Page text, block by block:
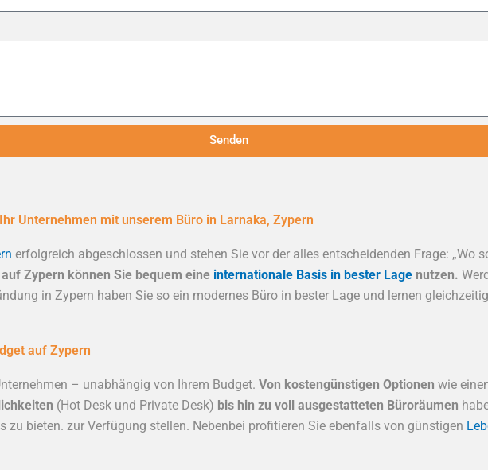
Senden
Unternehmen mit unserem Büro in Larnaka, Zypern
erfolgreich abgeschlossen und stehen Sie vor der alles entscheidenden Frage: „Wo
Zypern können Sie bequem eine internationale Basis in bester Lage nutzen.
in Zypern haben Sie so ein modernes Büro in bester Lage und lernen
auf Zypern
– unabhängig von Ihrem Budget. Von kostengünstigen Optionen wie
(Hot Desk und Private Desk) bis hin zu voll ausgestatteten Büroräumen
zu bieten. zur Verfügung stellen. Nebenbei profitieren Sie ebenfalls von günstigen